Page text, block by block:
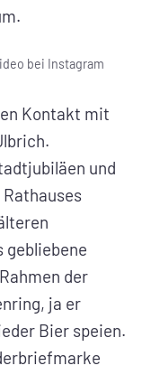
bei Instagram
Kontakt mit
und
gebliebene
der
ja er
Bier speien.